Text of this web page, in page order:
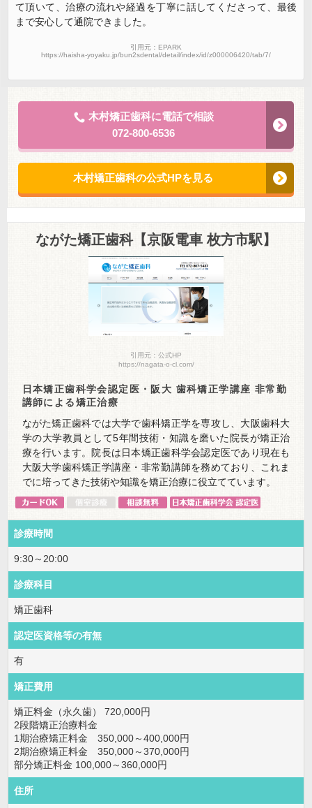
て頂いて、治療の流れや経過を丁寧に話してくださって、最後
まで安心して通院できました。
引用元：EPARK
https://haisha-yoyaku.jp/bun2sdental/detail/index/id/z000006420/tab/7/
木村矯正歯科に電話で相談
072-800-6536
木村矯正歯科の公式HPを見る
ながた矯正歯科【京阪電車 枚方市駅】
引用元：公式HP
https://nagata-o-cl.com/
日本矯正歯科学会認定医・阪大 歯科矯正学講座 非常勤
講師による矯正治療
ながた矯正歯科では大学で歯科矯正学を専攻し、大阪歯科大
学の大学教員として5年間技術・知識を磨いた院長が矯正治
療を行います。院長は日本矯正歯科学会認定医であり現在も
大阪大学歯科矯正学講座・非常勤講師を務めており、これま
でに培ってきた技術や知識を矯正治療に役立てています。
診療時間
9:30～20:00
診療科目
矯正歯科
認定医資格等の有無
有
矯正費用
矯正料金（永久歯） 720,000円
2段階矯正治療料金
1期治療矯正料金 350,000～400,000円
2期治療矯正料金 350,000～370,000円
部分矯正料金 100,000～360,000円
住所